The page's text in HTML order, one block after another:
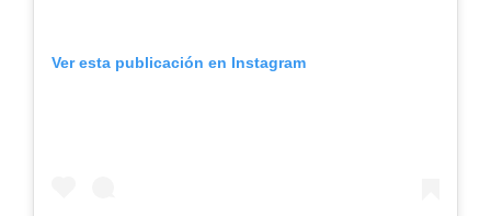
Ver esta publicación en Instagram